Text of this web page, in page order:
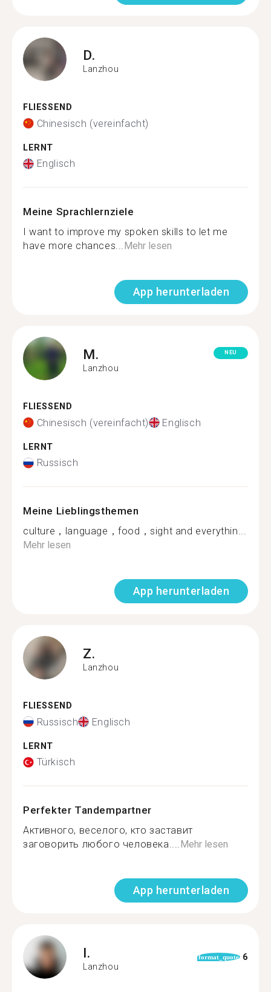
D.
Lanzhou
FLIESSEND
Chinesisch (vereinfacht)
LERNT
Englisch
Meine Sprachlernziele
I want to improve my spoken skills to let me
have more chances...Mehr lesen
App herunterladen
M.
Lanzhou
NEU
FLIESSEND
Chinesisch (vereinfacht) Englisch
LERNT
Russisch
Meine Lieblingsthemen
culture，language，food，sight and everythin...
Mehr lesen
App herunterladen
Z.
Lanzhou
FLIESSEND
Russisch Englisch
LERNT
Türkisch
Perfekter Tandempartner
Активного, веселого, кто заставит
заговорить любого человека....Mehr lesen
App herunterladen
I.
Lanzhou
format_quote 6